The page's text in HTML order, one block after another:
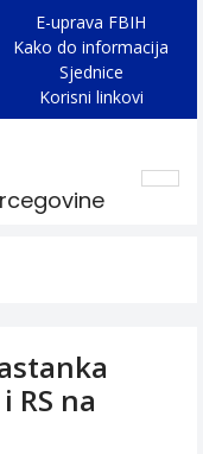
E-uprava FBIH
Kako do informacija
Sjednice
Korisni linkovi
RS na